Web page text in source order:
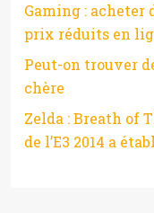
Gaming : acheter
prix réduits en
Peut-on trouver
chère
Zelda : Breath of
de l’E3 2014 a